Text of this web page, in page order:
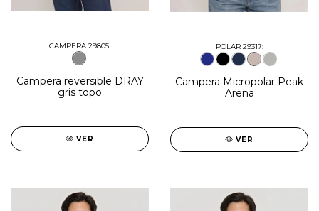
CAMPERA 29805:
Campera reversible DRAY
gris topo
VER
POLAR 29317:
Campera Micropolar Peak
Arena
VER